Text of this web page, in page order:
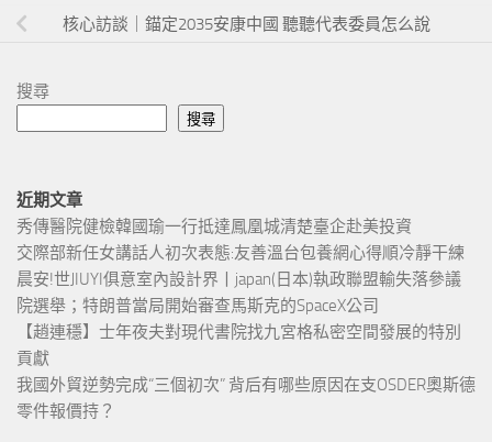
核心訪談｜錨定2035安康中國 聽聽代表委員怎么說
搜尋
搜尋
近期文章
秀傳醫院健檢韓國瑜一行抵達鳳凰城清楚臺企赴美投資
交際部新任女講話人初次表態:友善溫台包養網心得順冷靜干練
晨安!世JIUYI俱意室內設計界丨japan(日本)執政聯盟輸失落參議
院選舉；特朗普當局開始審查馬斯克的SpaceX公司
【趙連穩】士年夜夫對現代書院找九宮格私密空間發展的特別
貢獻
我國外貿逆勢完成“三個初次” 背后有哪些原因在支OSDER奧斯德
零件報價持？